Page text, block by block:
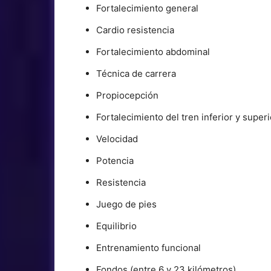
Fortalecimiento general
Cardio resistencia
Fortalecimiento abdominal
Técnica de carrera
Propiocepción
Fortalecimiento del tren inferior y
Velocidad
Potencia
Resistencia
Juego de pies
Equilibrio
Entrenamiento funcional